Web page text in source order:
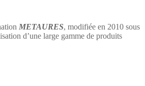
METAURES, modifiée en 2010 sous
d’une large gamme de produits